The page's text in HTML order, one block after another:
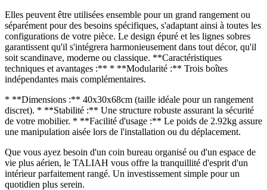
Elles peuvent être utilisées ensemble pour un grand rangement ou
séparément pour des besoins spécifiques, s'adaptant ainsi à toutes les
configurations de votre pièce. Le design épuré et les lignes sobres
garantissent qu'il s'intégrera harmonieusement dans tout décor, qu'il
soit scandinave, moderne ou classique. **Caractéristiques
techniques et avantages :** * **Modularité :** Trois boîtes
indépendantes mais complémentaires.
* **Dimensions :** 40x30x68cm (taille idéale pour un rangement
discret). * **Stabilité :** Une structure robuste assurant la sécurité
de votre mobilier. * **Facilité d'usage :** Le poids de 2.92kg assure
une manipulation aisée lors de l'installation ou du déplacement.
Que vous ayez besoin d'un coin bureau organisé ou d'un espace de
vie plus aérien, le TALIAH vous offre la tranquillité d'esprit d'un
intérieur parfaitement rangé. Un investissement simple pour un
quotidien plus serein.